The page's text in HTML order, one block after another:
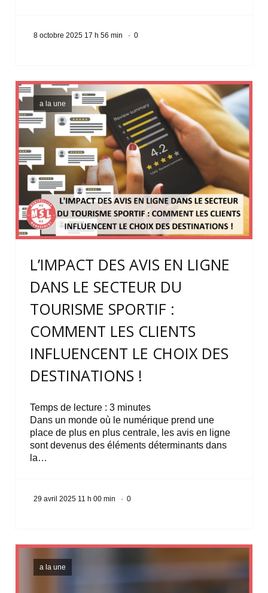
8 octobre 2025 17 h 56 min · 0
a la une
L’IMPACT DES AVIS EN LIGNE
DANS LE SECTEUR DU
TOURISME SPORTIF :
COMMENT LES CLIENTS
INFLUENCENT LE CHOIX DES
DESTINATIONS !
Temps de lecture : 3 minutes
Dans un monde où le numérique prend une
place de plus en plus centrale, les avis en ligne
sont devenus des éléments déterminants dans
la…
29 avril 2025 11 h 00 min · 0
a la une